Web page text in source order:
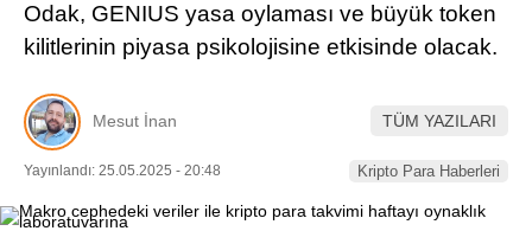
Telegram
Odak, GENIUS yasa oylaması ve büyük token
kilitlerinin piyasa psikolojisine etkisinde olacak.
Mesut İnan TÜM YAZILARI
Yayınlandı: 25.05.2025 - 20:48 Kripto Para Haberleri